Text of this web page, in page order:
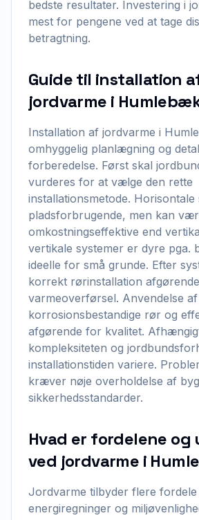
bedste resultater. Investering i
mest for pengene ved at tage
betragtning.
Guide til installation
jordvarme i
Installation af jordvarme i
omhyggelig planlægning og
forberedelse. Først skal
vurderes for at vælge den rette
installationsmetode.
pladsforbrugende, men kan
omkostningseffektive end
vertikale systemer er dyre pga.
ideelle for små grunde. Efter
korrekt rørinstallation
varmeoverførsel. Anvendelse af
korrosionsbestandige rør og
afgørende for kvalitet.
kompleksiteten og
installationstiden variere.
kræver nøje overholdelse af
sikkerhedsstandarder.
Hvad er fordelene og
ved jordvarme i
Jordvarme tilbyder flere fordele
energiregninger og